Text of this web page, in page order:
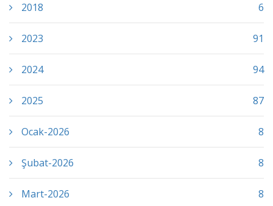
2018 6
2023 91
2024 94
2025 87
Ocak-2026 8
Şubat-2026 8
Mart-2026 8